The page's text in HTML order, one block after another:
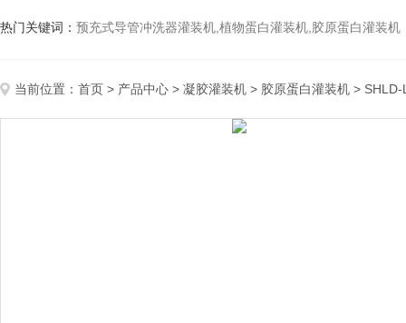
热门关键词： 预充式导管冲洗器灌装机,植物蛋白灌装机,胶原蛋白灌装机
当前位置： 首页 > 产品中心 > 凝胶灌装机 > 胶原蛋白灌装机 > SHLD-